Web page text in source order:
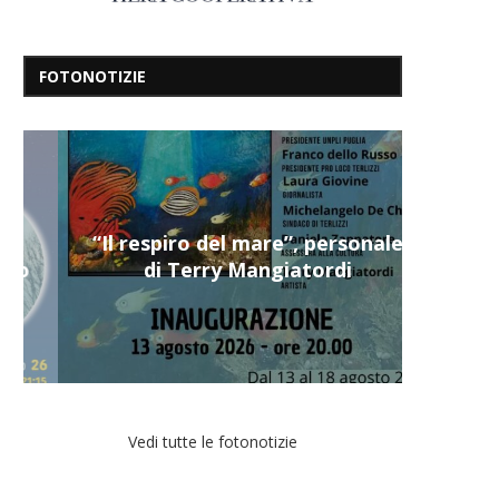
FOTONOTIZIE
“Il respiro del mare”, personale
di Terry Mangiatordi
Vedi tutte le fotonotizie